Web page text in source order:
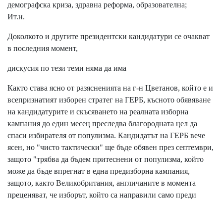
демографска криза, здравна реформа, образователна;
Ит.н.
Доколкото и другите президентски кандидатури се очакват
в последния момент,
дискусия по тези теми няма да има
Както става ясно от разясненията на г-н Цветанов, който е и
всепризнатият изборен стратег на ГЕРБ, късното обявяване
на кандидатурите и скъсяването на реалната изборна
кампания до един месец преследва благородната цел да
спаси избирателя от популизма. Кандидатът на ГЕРБ вече
ясен, но "чисто тактически" ще бъде обявен през септември,
защото "трябва да бъдем притеснени от популизма, който
може да бъде впрегнат в една предизборна кампания,
защото, както Великобритания, англичаните в момента
преценяват, че изборът, който са направили само преди